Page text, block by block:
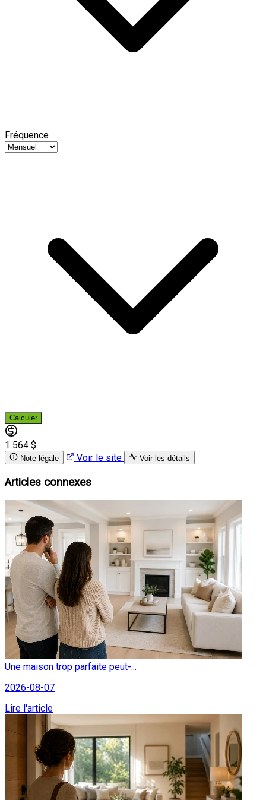
Fréquence
Calculer
1 564 $
Note légale Voir le site Voir les détails
Articles connexes
Une maison trop parfaite peut-...
2026-08-07
Lire l'article